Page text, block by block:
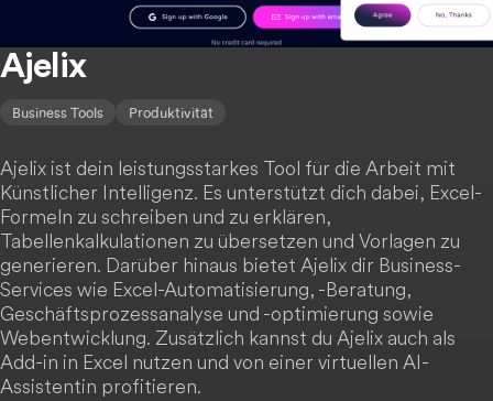
Ajelix
Business Tools Produktivität
Ajelix ist dein leistungsstarkes Tool für die Arbeit mit
Künstlicher Intelligenz. Es unterstützt dich dabei, Excel-
Formeln zu schreiben und zu erklären,
Tabellenkalkulationen zu übersetzen und Vorlagen zu
generieren. Darüber hinaus bietet Ajelix dir Business-
Services wie Excel-Automatisierung, -Beratung,
Geschäftsprozessanalyse und -optimierung sowie
Webentwicklung. Zusätzlich kannst du Ajelix auch als
Add-in in Excel nutzen und von einer virtuellen AI-
Assistentin profitieren.